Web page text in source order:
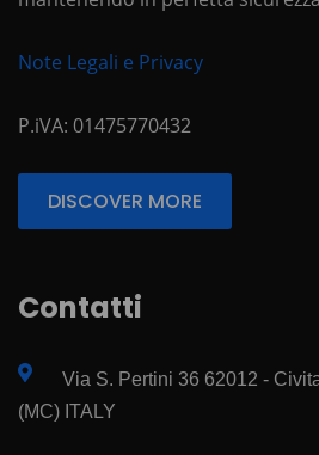
Note Legali e Privacy
P.iVA: 01475770432
DISCOVER MORE
Contatti
Via S. Pertini 36 62012 -
(MC) ITALY